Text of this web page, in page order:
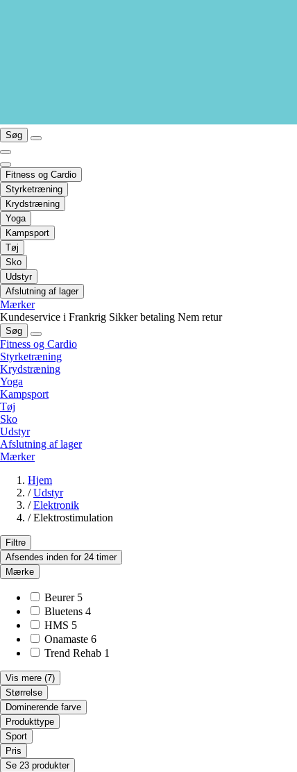
Søg
Fitness og Cardio
Styrketræning
Krydstræning
Yoga
Kampsport
Tøj
Sko
Udstyr
Afslutning af lager
Mærker
Kundeservice i Frankrig Sikker betaling Nem retur
Søg
Fitness og Cardio
Styrketræning
Krydstræning
Yoga
Kampsport
Tøj
Sko
Udstyr
Afslutning af lager
Mærker
Hjem
/ Udstyr
/ Elektronik
/ Elektrostimulation
Filtre
Afsendes inden for 24 timer
Mærke
Beurer 5
Bluetens 4
HMS 5
Onamaste 6
Trend Rehab 1
Vis mere (7)
Størrelse
Dominerende farve
Produkttype
Sport
Pris
Se 23 produkter